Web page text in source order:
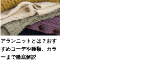
アランニットとは？おす
すめコーデや種類、カラ
ーまで徹底解説